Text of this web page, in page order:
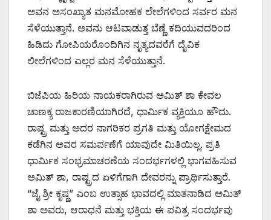
ಅವನ ಅಸಂಖ್ಯಾತ ಮನಮೋಹಕ ಲೇಲೆಗಳಿಂದ ಸರ್ವರ ಮನ
ಸೆಳೆಯುತ್ತಾನೆ. ಅವನು ಆಟವಾಡುತ್ತ ಬೆಣ್ಣೆ ಕದಿಯುವದರಿಂದ
ಹಿಡಿದು ಗೋಪಿಯರೊಂದಿಗಿನ ನೃತ್ಯದವರೆಗೆ ದೈವಿಕ
ಲೀಲೆಗಳಿಂದ ಎಲ್ಲರ ಮನ ಸೆಳೆಯುತ್ತಾನೆ.
ಬಿಜೆಪಿಯ ಹಿರಿಯ ನಾಯಕರಾಗಿರುವ ಅಮಿತ್ ಶಾ ಕೇವಲ
ಚಾಣಕ್ಯ ರಾಜಕಾರಣಿಯಾಗಿರದೆ, ಧಾರ್ಮಿಕ ವ್ಯಕ್ತಿಯೂ ಹೌದು.
ರಾಷ್ಟ್ರ ಮತ್ತು ಅದರ ನಾಗರಿಕರ ಪ್ರಗತಿ ಮತ್ತು ಯೋಗಕ್ಷೇಮದ
ಕಡೆಗಿನ ಅವರ ಸಮರ್ಪಣೆಗೆ ಯಾವುದೇ ಮಿತಿಯಿಲ್ಲ. ಪ್ರತಿ
ಧಾರ್ಮಿಕ ಸಂಭ್ರಮಾಚರಣೆಯ ಸಂದರ್ಭಗಳಲ್ಲಿ ಭಾಗವಹಿಸುವ
ಅಮಿತ್ ಶಾ, ರಾಷ್ಟ್ರದ ಏಳಿಗೆಗಾಗಿ ದೇವರನ್ನು ಪ್ರಾರ್ಥಿಸುತ್ತಾರೆ.
“ಜೈ ಶ್ರೀ ಕೃಷ್ಣ” ಎಂಬ ಉತ್ಸಾಹ ಭಾವದಲ್ಲಿ ಮಾತನಾಡಿದ ಅಮಿತ್
ಶಾ ಅವರು, ಆರಾಧನೆ ಮತ್ತು ಭಕ್ತಿಯ ಈ ಪವಿತ್ರ ಸಂದರ್ಭವು